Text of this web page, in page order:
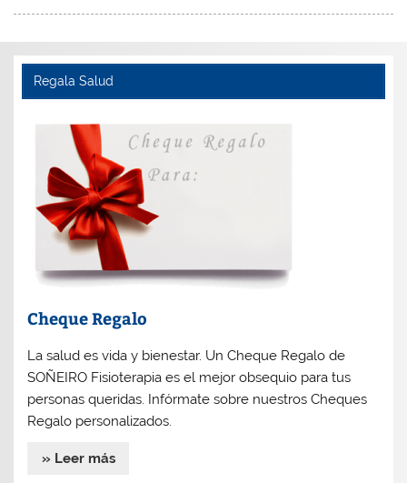
Regala Salud
Cheque Regalo
La salud es vida y bienestar. Un Cheque Regalo de
SOÑEIRO Fisioterapia es el mejor obsequio para tus
personas queridas. Infórmate sobre nuestros Cheques
Regalo personalizados.
» Leer más